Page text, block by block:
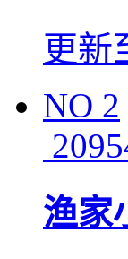
更新
NO 2
渔家